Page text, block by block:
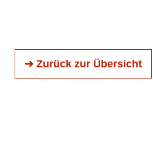
➔ Zurück zur Übersicht